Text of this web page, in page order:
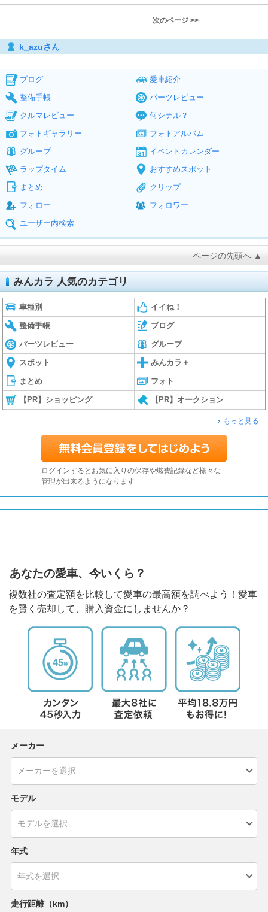
次のページ >>
k_azuさん
ブログ
愛車紹介
整備手帳
パーツレビュー
クルマレビュー
何シテル？
フォトギャラリー
フォトアルバム
グループ
イベントカレンダー
ラップタイム
おすすめスポット
まとめ
クリップ
フォロー
フォロワー
ユーザー内検索
ページの先頭へ ▲
みんカラ 人気のカテゴリ
車種別 イイね！
整備手帳 ブログ
パーツレビュー グループ
スポット みんカラ＋
まとめ フォト
【PR】ショッピング 【PR】オークション
もっと見る
ログインするとお気に入りの保存や燃費記録など様々な
管理が出来るようになります
あなたの愛車、今いくら？
複数社の査定額を比較して愛車の最高額を調べよう！愛車
を賢く売却して、購入資金にしませんか？
メーカー
モデル
年式
走行距離（km）